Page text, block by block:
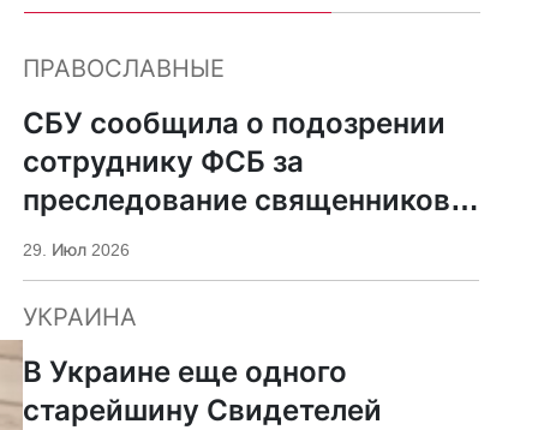
ПРАВОСЛАВНЫЕ
СБУ сообщила о подозрении
сотруднику ФСБ за
преследование священников
ПЦУ
29. Июл 2026
УКРАИНА
В Украине еще одного
старейшину Свидетелей